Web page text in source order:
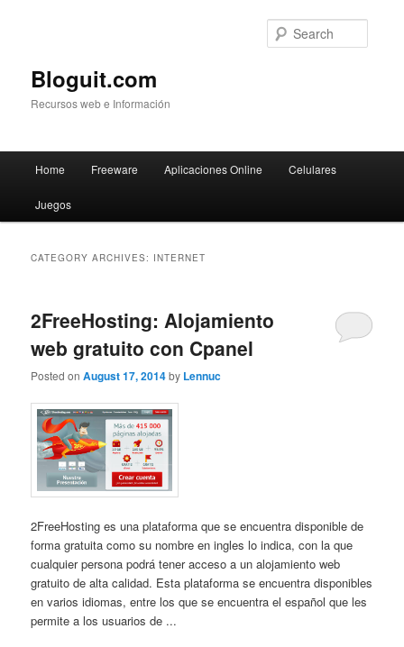
Bloguit.com
Recursos web e Información
Skip
to
Skip
to
Home Freeware Aplicaciones Online Celulares
Juegos
CATEGORY ARCHIVES: INTERNET
2FreeHosting: Alojamiento
web gratuito con Cpanel
Posted onAugust 17, 2014by Lennuc
2FreeHosting es una plataforma que se encuentra disponible de
forma gratuita como su nombre en ingles lo indica, con la que
cualquier persona podrá tener acceso a un alojamiento web
gratuito de alta calidad. Esta plataforma se encuentra disponibles
en varios idiomas, entre los que se encuentra el español que les
permite a los usuarios de ...